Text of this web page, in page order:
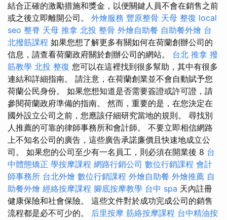
結合正確的激勵措施和獎金，以便關鍵人員不會在銷售之前
或之後立即離開公司。 外燴服務 豐原整骨 天母 整復 local
seo 整脊 天母 推拿 北投 整骨 外燴自助餐 自助餐外燴 台
北撥筋課程 如果您想了解更多有關如何在荷蘭創辦公司的
信息，請查看荷蘭政府關於創辦公司的網站。 台北 推拿 撥
筋教學 北投 整復 您可以在這裡找到很多幫助，其中有很多
連結和詳細指南。 請注意，在荷蘭創業並不會自動賦予您
荷蘭公民身份。 如果您想知道是否需要簽證或許可證，請
參閱荷蘭政府準備的指南。 然而，重要的是，在您決定在
國外設立公司之前，您應該仔細研究當地的規則。 尋找別
人推薦的可靠的律師事務所和會計師。 不要立即相信網路
上不知名公司的廣告，這些廣告承諾廉價且快速地成立公
司。 如果您的公司至少有一名員工，則必須在開業後 8 台
中體態矯正 學按摩課程 網路行銷公司 數位行銷課程 會計
師事務所 台北外燴 數位行銷課程 外燴自助餐 外燴推薦 自
助餐外燴 經絡按摩課程 腳底按摩教學 台中 spa 天內註冊
健康保險和社會保險。 這些文件對於成功完成公司的銷售
流程都是必不可少的。 后里按摩 筋絡按摩課程 台中精油按